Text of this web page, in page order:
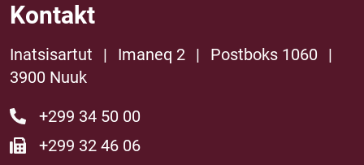
Kontakt
Inatsisartut | Imaneq 2 | Postboks 1060
|
3900 Nuuk
+299 34 50 00
+299 32 46 06